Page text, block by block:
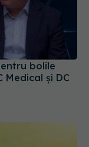
Medical și DC